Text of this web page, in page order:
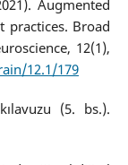
Augmented
practices. Broad
12(1),
12.1/179
(5. bs.).